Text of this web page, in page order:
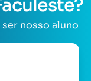
nosso aluno